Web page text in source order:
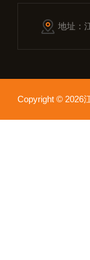
地址：
Copyright © 2026